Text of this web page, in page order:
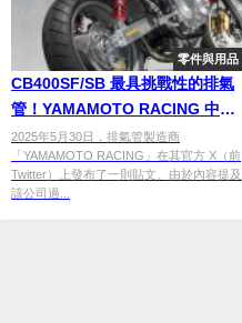
零件與用品
CB400SF/SB 最具挑戰性的排氣
管！YAMAMOTO RACING 中置
上繞管的獨一無二風格
2025年5月30日，排氣管製造商
「YAMAMOTO RACING」在其官方 X（前
Twitter）上發布了一則貼文。由於內容提及
該公司過...